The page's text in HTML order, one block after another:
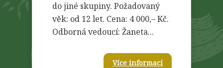
do jiné skupiny. Požadovaný
věk: od 12 let. Cena: 4 000,– Kč.
Odborná vedoucí: Žaneta...
Více informací